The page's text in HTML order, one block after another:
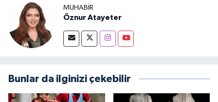
MUHABIR
Öznur Atayeter
Bunlar da ilginizi çekebilir